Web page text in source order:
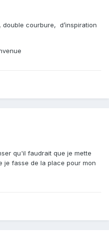
courbure, d’inspiration
qu'il faudrait que je mette
je fasse de la place pour mon